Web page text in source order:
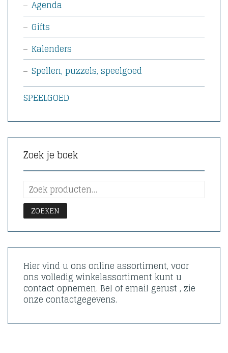
Agenda
Gifts
Kalenders
Spellen, puzzels, speelgoed
SPEELGOED
Zoek je boek
ZOEKEN
Hier vind u ons online assortiment, voor
ons volledig winkelassortiment kunt u
contact opnemen. Bel of email gerust , zie
onze contactgegevens.